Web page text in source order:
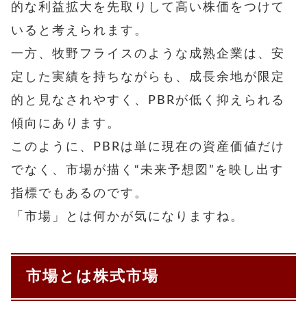
的な利益拡大を先取りして高い株価をつけて
いると考えられます。
一方、牧野フライスのような成熟企業は、安
定した実績を持ちながらも、成長余地が限定
的と見なされやすく、PBRが低く抑えられる
傾向にあります。
このように、PBRは単に現在の資産価値だけ
でなく、市場が描く“未来予想図”を映し出す
指標でもあるのです。
「市場」とは何かが気になりますね。
市場とは株式市場